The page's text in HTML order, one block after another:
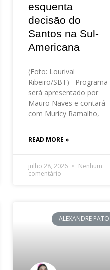
esquenta
decisão do
Santos na Sul-
Americana
(Foto: Lourival
Ribeiro/SBT) Programa
será apresentado por
Mauro Naves e contará
com Muricy Ramalho,
READ MORE »
julho 28, 2026
Nenhum
comentário
ALEXANDRE PATO